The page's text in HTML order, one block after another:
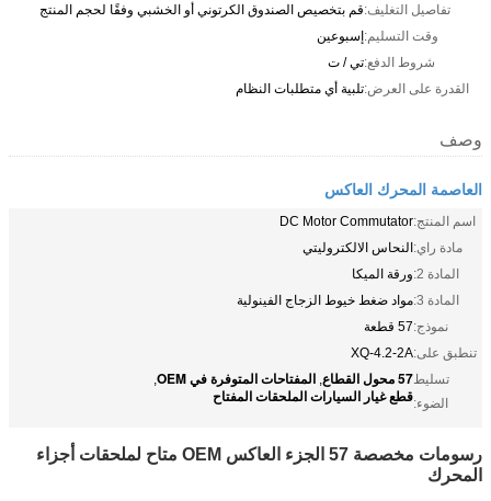
تفاصيل التغليف:قم بتخصيص الصندوق الكرتوني أو الخشبي وفقًا لحجم المنتج
وقت التسليم:إسبوعين
شروط الدفع:تي / ت
القدرة على العرض:تلبية أي متطلبات النظام
وصف
العاصمة المحرك العاكس
اسم المنتج:DC Motor Commutator
مادة راي:النحاس الالكتروليتي
المادة 2:
ورقة الميكا
المادة 3:
مواد ضغط خيوط الزجاج الفينولية
نموذج:57 قطعة
تنطبق على:XQ-4.2-2A
تسليط
الضوء:
57 محول القطاع , المفتاحات المتوفرة في OEM ,
قطع غيار السيارات الملحقات المفتاح
رسومات مخصصة 57 الجزء العاكس OEM متاح لملحقات أجزاء
المحرك